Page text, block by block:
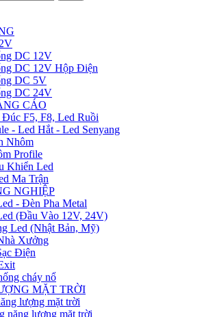
DC 12V
DC 12V Hộp Điện
DC 5V
DC 24V
CÁO
F5, F8, Led Ruồi
- Led Hắt - Led Senyang
Nhôm
Profile
Khiển Led
Ma Trận
NGHIỆP
- Đèn Pha Metal
(Đầu Vào 12V, 24V)
Led (Nhật Bản, Mỹ)
Xưởng
Điện
cháy nổ
MẶT TRỜI
lượng mặt trời
năng lượng mặt trời